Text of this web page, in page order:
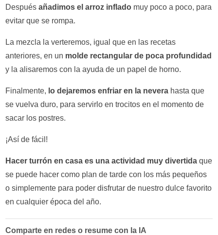
Despuésañadimos el arroz inflado muy poco a poco, para
evitar que se rompa.
La mezcla la verteremos, igual que en las recetas
anteriores, en un molde rectangular de poca profundidad
y la alisaremos con la ayuda de un papel de horno.
Finalmente, lo dejaremos enfriar en la nevera hasta que
se vuelva duro, para servirlo en trocitos en el momento de
sacar los postres.
¡Así de fácil!
Hacer turrón en casa es una actividad muy divertida que
se puede hacer como plan de tarde con los más pequeños
o simplemente para poder disfrutar de nuestro dulce favorito
en cualquier época del año.
Comparte en redes o resume con la IA